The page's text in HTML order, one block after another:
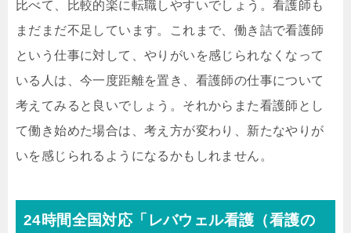
比べて、比較的楽に転職しやすいでしょう。看護師も
まだまだ不足しています。これまで、働き詰で看護師
という仕事に対して、やりがいを感じられなくなって
いる人は、今一度距離を置き、看護師の仕事について
考えてみると良いでしょう。それからまた看護師とし
て働き始めた場合は、考え方が変わり、新たなやりが
いを感じられるようになるかもしれません。
24時間全国対応「レバウェル看護（看護の